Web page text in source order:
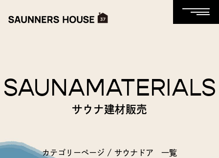
SAUNAMATERIALS
サウナ建材販売
カテゴリーページ / サウナドア 一覧